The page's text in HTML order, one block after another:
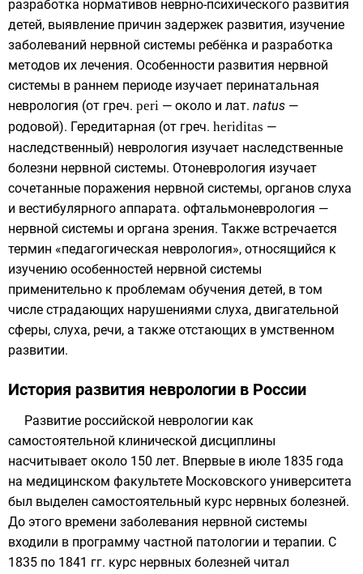
разработка нормативов неврно-психического развития
детей, выявление причин задержек развития, изучение
заболеваний нервной системы ребёнка и разработка
методов их лечения. Особенности развития нервной
системы в раннем периоде изучает перинатальная
неврология (от греч. peri — около и лат. natus —
родовой). Гередитарная (от греч. heriditas —
наследственный) неврология изучает наследственные
болезни нервной системы. Отоневрология изучает
сочетанные поражения нервной системы, органов слуха
и вестибулярного аппарата. офтальмоневрология —
нервной системы и органа зрения. Также встречается
термин «педагогическая неврология», относящийся к
изучению особенностей нервной системы
применительно к проблемам обучения детей, в том
числе страдающих нарушениями слуха, двигательной
сферы, слуха, речи, а также отстающих в умственном
развитии.
История развития неврологии в России
Развитие российской неврологии как
самостоятельной клинической дисциплины
насчитывает около 150 лет. Впервые в июле 1835 года
на медицинском факультете Московского университета
был выделен самостоятельный курс нервных болезней.
До этого времени заболевания нервной системы
входили в программу частной патологии и терапии. С
1835 по 1841 гг. курс нервных болезней читал